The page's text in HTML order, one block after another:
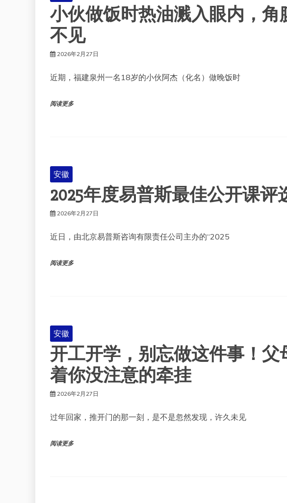
小伙做饭时热油溅入眼内，角
不见
2026年2月27日
近期，福建泉州一名18岁的小伙阿杰（化名）做晚饭时
阅读更多
安徽
2025年度易普斯最佳公开课评
2026年2月27日
近日，由北京易普斯咨询有限责任公司主办的“2025
阅读更多
安徽
开工开学，别忘做这件事！父
着你没注意的牵挂
2026年2月27日
过年回家，推开门的那一刻，是不是忽然发现，许久未见
阅读更多